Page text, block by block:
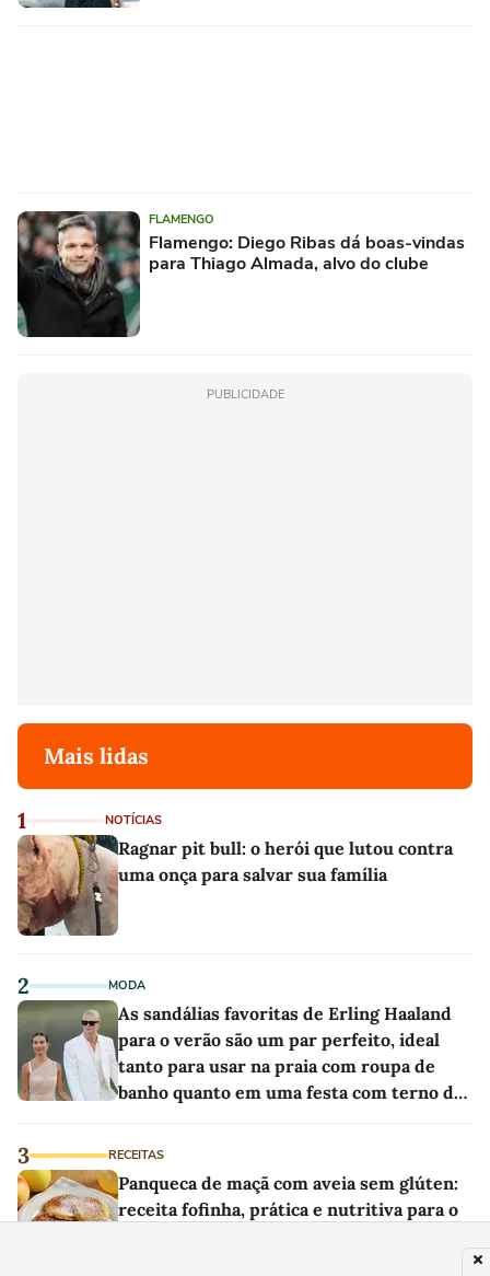
FLAMENGO
Flamengo: Diego Ribas dá boas-vindas
para Thiago Almada, alvo do clube
PUBLICIDADE
Mais lidas
1 NOTÍCIAS
Ragnar pit bull: o herói que lutou contra
uma onça para salvar sua família
2 MODA
As sandálias favoritas de Erling Haaland
para o verão são um par perfeito, ideal
tanto para usar na praia com roupa de
banho quanto em uma festa com terno de
3 RECEITAS
Panqueca de maçã com aveia sem glúten:
receita fofinha, prática e nutritiva para o